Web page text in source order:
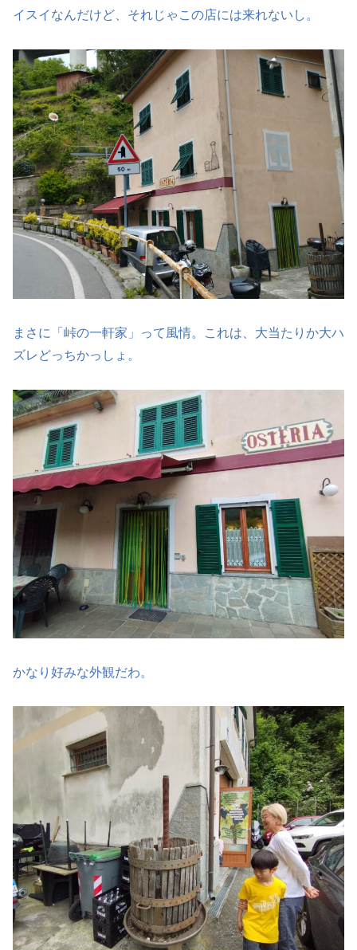
イスイなんだけど、それじゃこの店には来れないし。
まさに「峠の一軒家」って風情。これは、大当たりか大ハ
ズレどっちかっしょ。
かなり好みな外観だわ。